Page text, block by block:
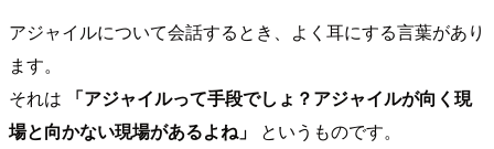
アジャイルについて会話するとき、よく耳にする言葉があり
ます。
それは
「アジャイルって手段でしょ？アジャイルが向く現
場と向かない現場があるよね」
というものです。